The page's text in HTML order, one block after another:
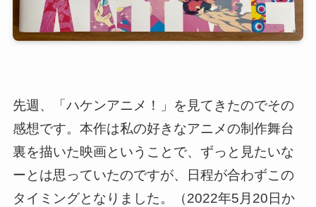
先週、「ハケンアニメ！」を見てきたのでその
感想です。本作は私の好きなアニメの制作舞台
裏を描いた映画ということで、ずっと見たいな
ーとは思っていたのですが、日程が合わずこの
タイミングとなりました。（2022年5月20日か